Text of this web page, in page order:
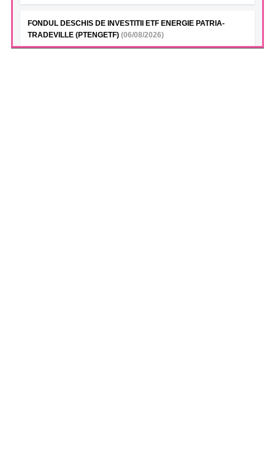
FONDUL DESCHIS DE INVESTITII ETF ENERGIE PATRIA-
TRADEVILLE (PTENGETF) (06/08/2026)
VAN la data 05.08.2026